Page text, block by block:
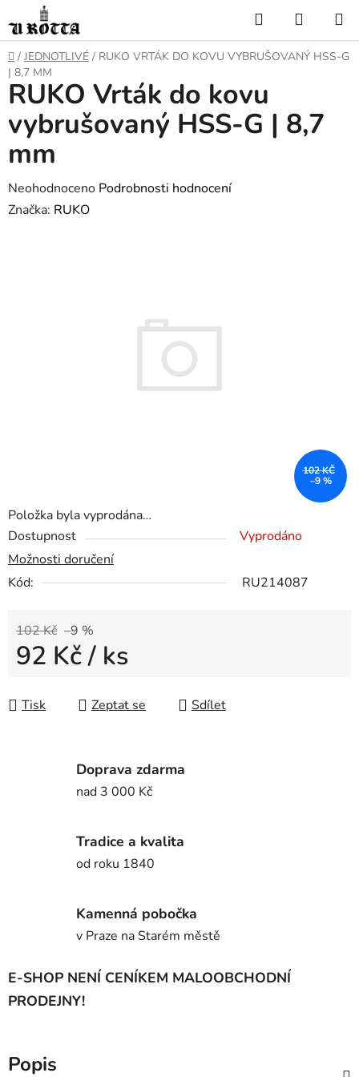
na
obsah
Hledat
KOŠÍK
DOMŮ
/ JEDNOTLIVÉ / RUKO VRTÁK DO KOVU VYBRUŠOVANÝ HSS-G
| 8,7 MM
Položka byla vyprodána…
Dostupnost
Vyprodáno
Možnosti doručení
Kód:
RU214087
102 Kč –9 %
92 Kč/ ks
Tisk
Zeptat se Sdílet
RUKO Vrták do kovu
vybrušovaný HSS-G | 8,7
mm
Průměrné
hodnocení
Neohodnoceno Podrobnosti hodnocení
Značka: RUKO
102 KČ
–9 %
Doprava zdarma
nad 3 000 Kč
Tradice a kvalita
od roku 1840
Kamenná pobočka
v Praze na Starém městě
E-SHOP NENÍ CENÍKEM MALOOBCHODNÍ
PRODEJNY!
Popis